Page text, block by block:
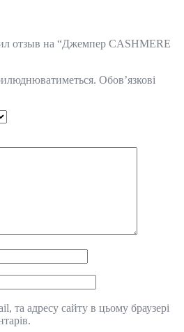
отзыв на “Джемпер CASHMERE
Обов’язкові
та адресу сайту в цьому браузері